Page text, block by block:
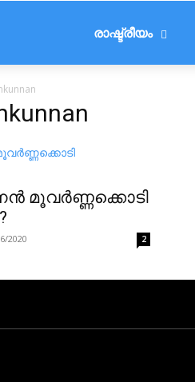
രാഷ്ട്രീയം
മൂവർണ്ണക്കൊടി
2020 2